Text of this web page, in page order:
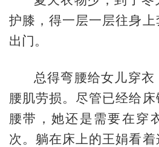
护膝，得一层一层往身
出门。
总得弯腰给女儿穿衣
腰肌劳损。尽管已经给
腰带，她还是需要在穿
次。躺在床上的王娟看